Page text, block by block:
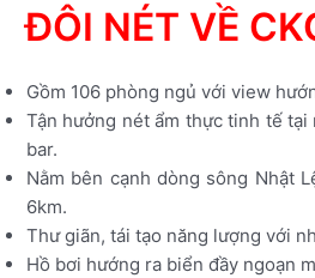
ĐÔI NÉT VỀ
Gồm 106 phòng ngủ với view
Tận hưởng nét ẩm thực tinh tế
bar.
Nằm bên cạnh dòng sông Nhật
6km.
Thư giãn, tái tạo năng lượng với
Hồ bơi hướng ra biển đầy ngoạn